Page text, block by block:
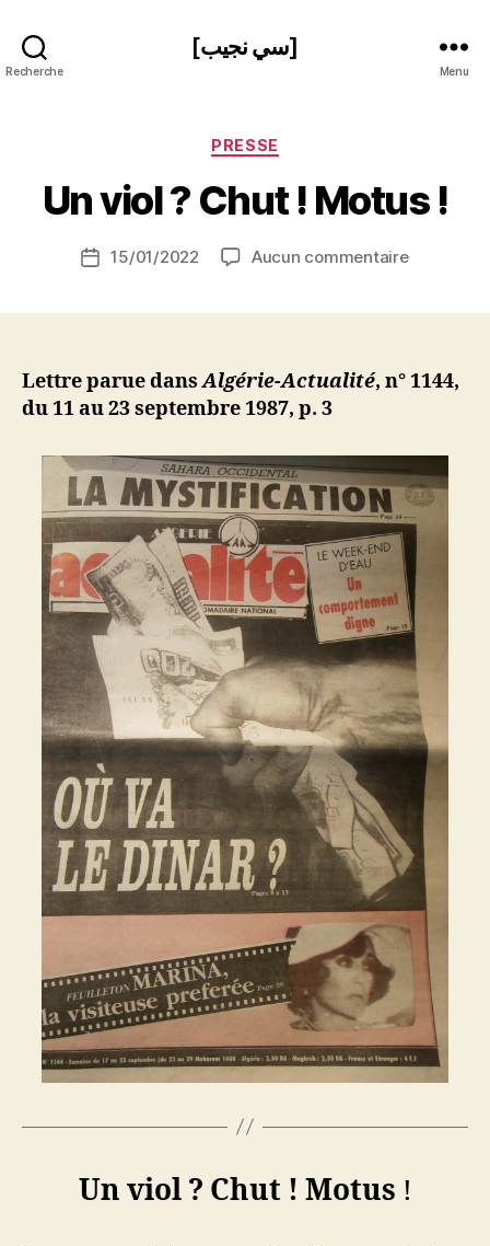
Recherche
[سي نجيب]
Menu
Catégories
PRESSE
Un viol ? Chut ! Motus !
de
S
N
Date15/01/2022 Aucun commentairesur
!
Lettre parue dansAlgérie-Actualité, n° 1144,
du 11 au 23 septembre 1987, p. 3
Un viol ? Chut ! Motus !